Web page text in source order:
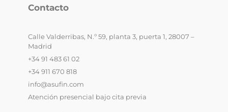
Contacto
Calle Valderribas, N.º 59, planta 3, puerta 1, 28007 –
Madrid
+34 91 483 61 02
+34 911 670 818
info@asufin.com
Atención presencial bajo cita previa